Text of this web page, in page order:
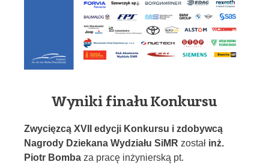
Wyniki finału Konkursu
Zwycięzcą XVII edycji Konkursu i zdobywcą
Nagrody Dziekana Wydziału SiMR został inż.
Piotr Bomba za pracę inżynierską pt.